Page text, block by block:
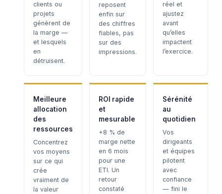
clients ou
projets
génèrent de
la marge —
et lesquels
en
détruisent.
reposent
enfin sur
des chiffres
fiables, pas
sur des
impressions.
réel et
ajustez
avant
qu’elles
impactent
l’exercice.
Meilleure
allocation
des
ressources
Concentrez
vos moyens
sur ce qui
crée
vraiment de
la valeur
ROI rapide
et
mesurable
+8 % de
marge nette
en 6 mois
pour une
ETI. Un
retour
constaté
Sérénité
au
quotidien
Vos
dirigeants
et équipes
pilotent
avec
confiance
— fini le